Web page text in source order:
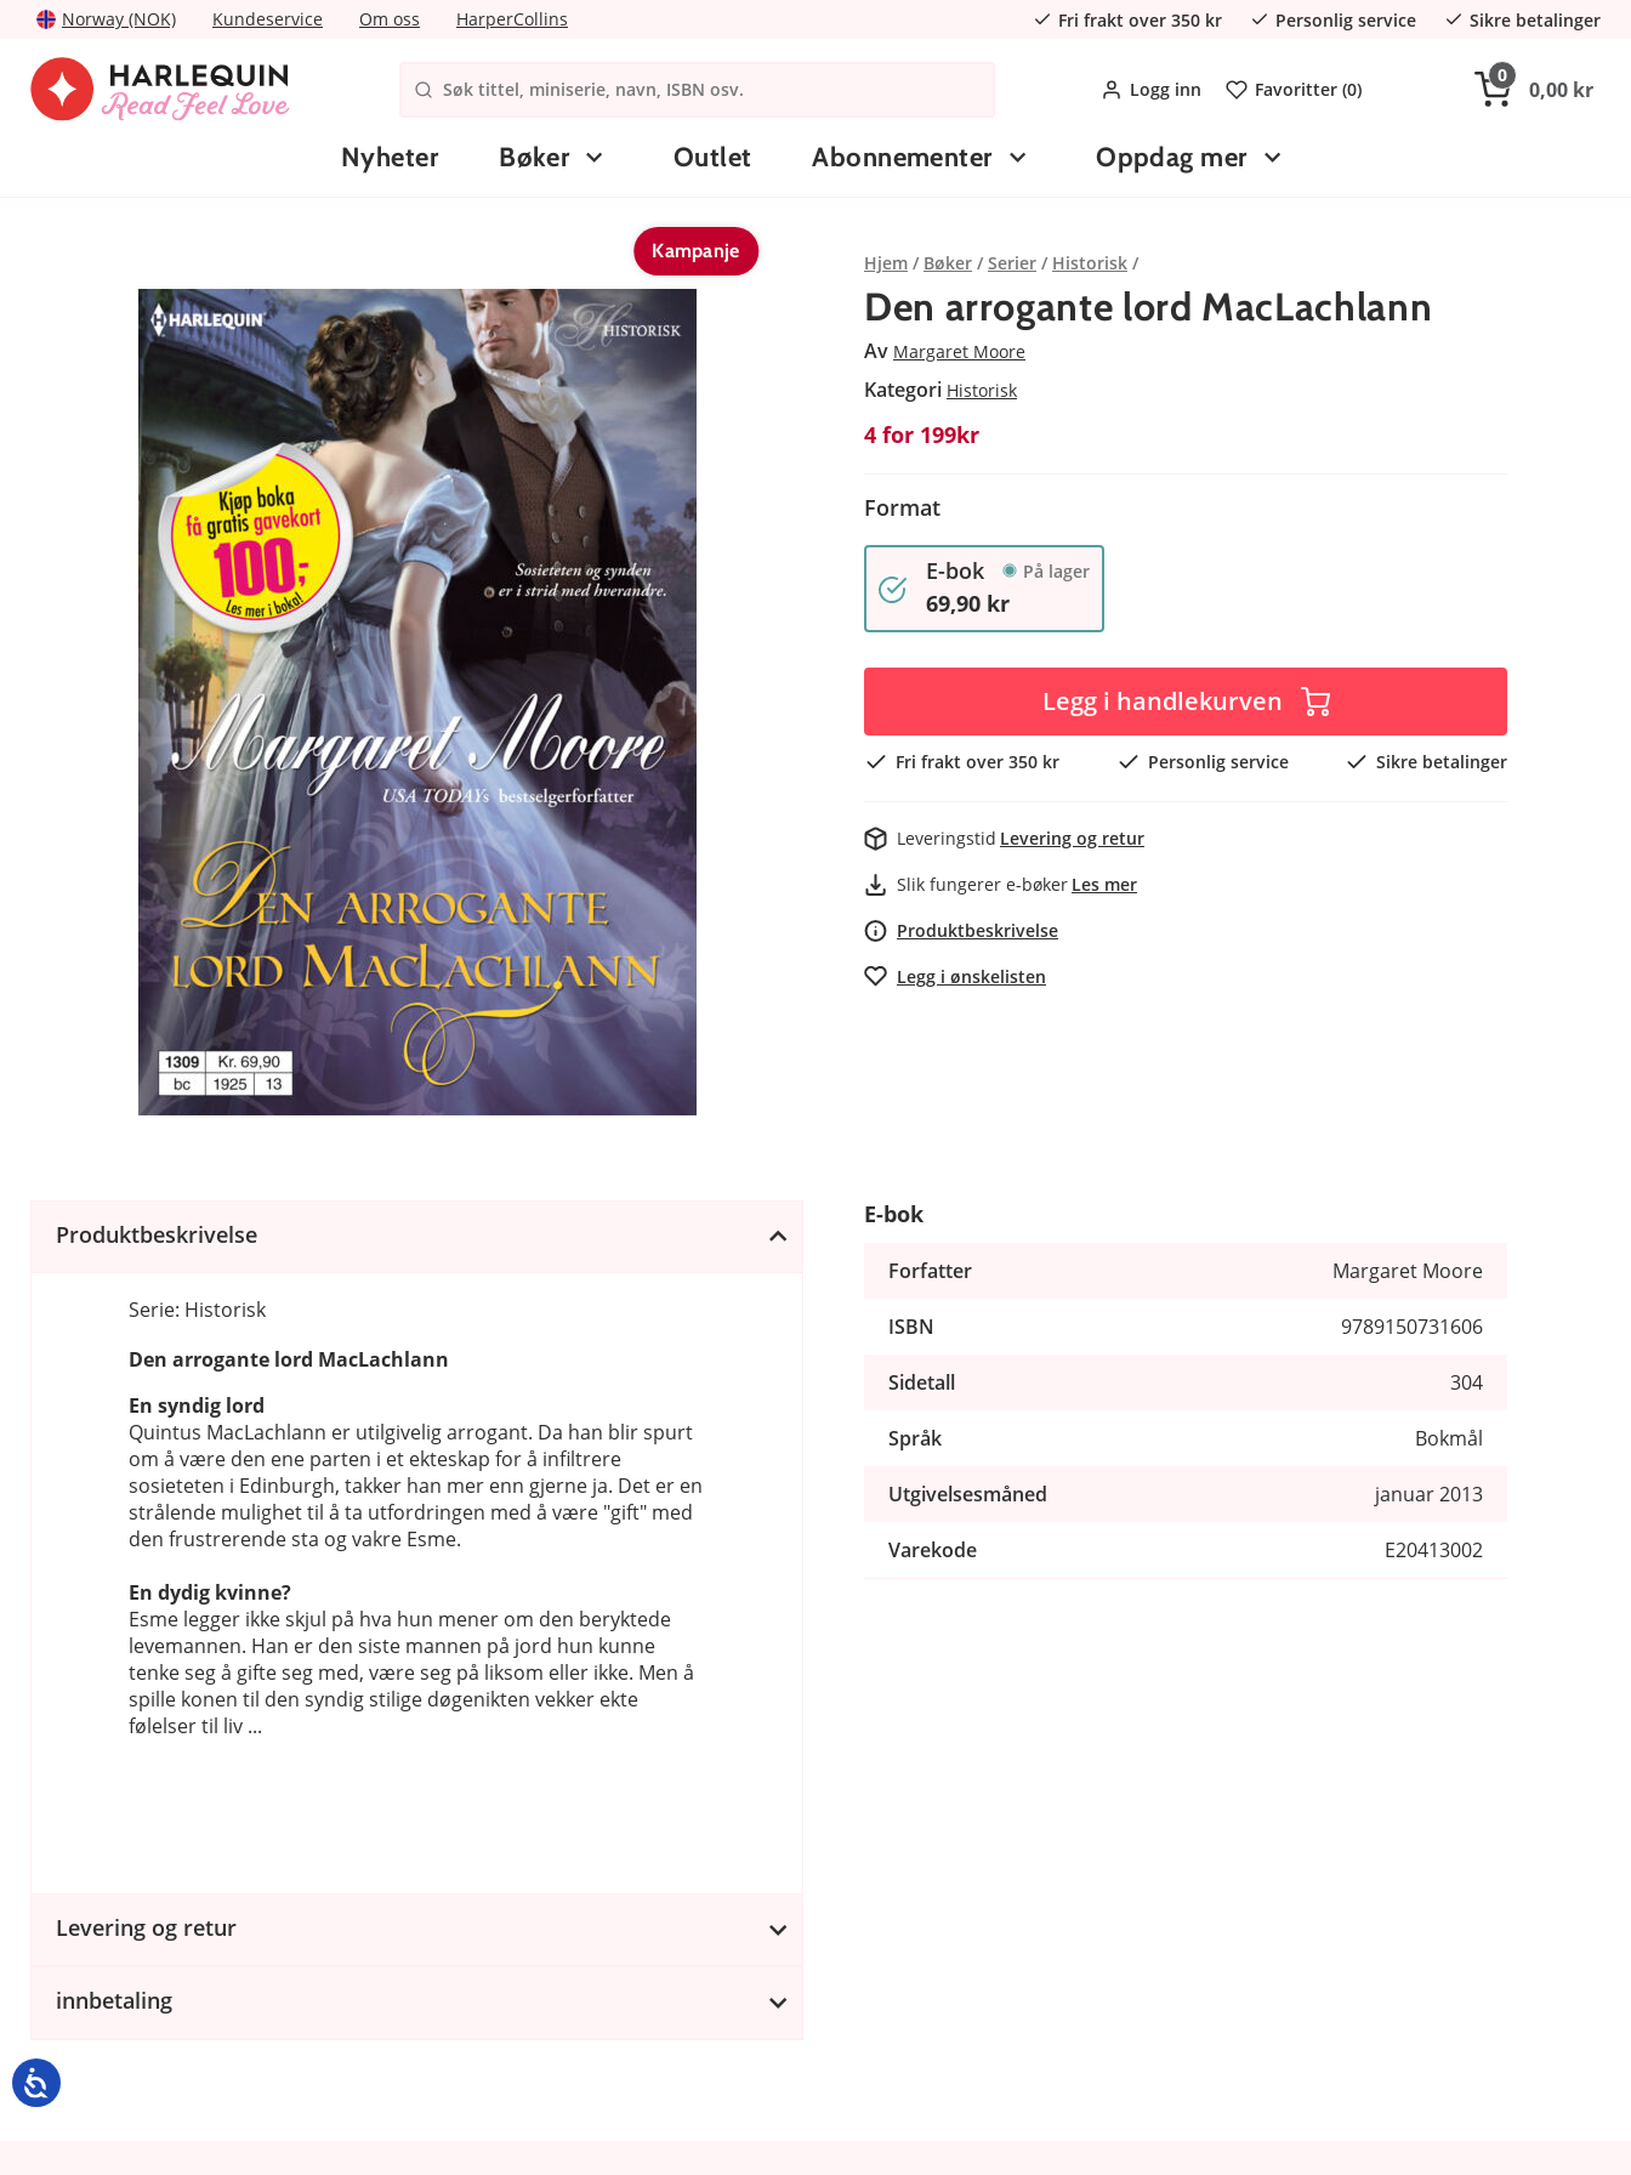
Norway (NOK) Kundeservice Om oss HarperCollins Fri frakt over 350 kr Personlig service Sikre betalinger
Logg inn Favoritter (0)
0
0,00 kr
Nyheter Bøker Outlet Abonnementer Oppdag mer
Kampanje
Hjem Bøker Serier Historisk
Den arrogante lord MacLachlann
Av Margaret Moore
Kategori Historisk
4 for 199kr
Format
E-bok På lager
69,90 kr
Legg i handlekurven
Fri frakt over 350 kr Personlig service Sikre betalinger
Leveringstid Levering og retur
Slik fungerer e-bøker Les mer
Produktbeskrivelse
Legg i ønskelisten
Produktbeskrivelse
Serie: Historisk
Den arrogante lord MacLachlann
En syndig lord
Quintus MacLachlann er utilgivelig arrogant. Da han blir spurt
om å være den ene parten i et ekteskap for å infiltrere
sosieteten i Edinburgh, takker han mer enn gjerne ja. Det er en
strålende mulighet til å ta utfordringen med å være "gift" med
den frustrerende sta og vakre Esme.
En dydig kvinne?
Esme legger ikke skjul på hva hun mener om den beryktede
levemannen. Han er den siste mannen på jord hun kunne
tenke seg å gifte seg med, være seg på liksom eller ikke. Men å
spille konen til den syndig stilige døgenikten vekker ekte
følelser til liv ...
Levering og retur
innbetaling
E-bok
Forfatter Margaret Moore
ISBN 9789150731606
Sidetall 304
Språk Bokmål
Utgivelsesmåned januar 2013
Varekode E20413002